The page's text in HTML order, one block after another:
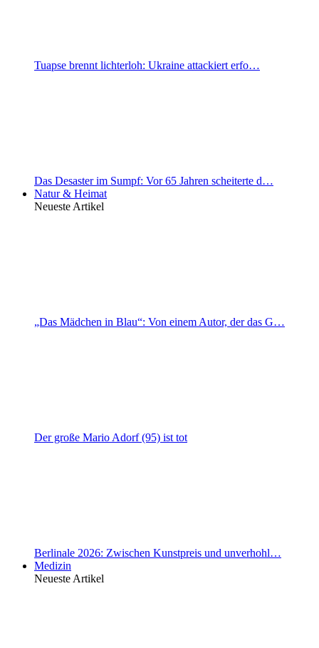
Tuapse brennt lichterloh: Ukraine attackiert erfo…
Das Desaster im Sumpf: Vor 65 Jahren scheiterte d…
Natur & Heimat
Neueste Artikel
„Das Mädchen in Blau“: Von einem Autor, der das G…
Der große Mario Adorf (95) ist tot
Berlinale 2026: Zwischen Kunstpreis und unverhohl…
Medizin
Neueste Artikel